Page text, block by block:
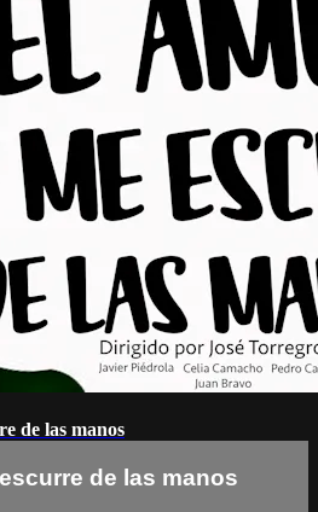
de las manos
de las manos